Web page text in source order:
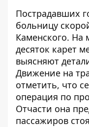
Пострадавших
больницу
Каменского. На
десяток карет
выясняют
Движение на
отметить, что
операция по
Отчасти она
пассажиров